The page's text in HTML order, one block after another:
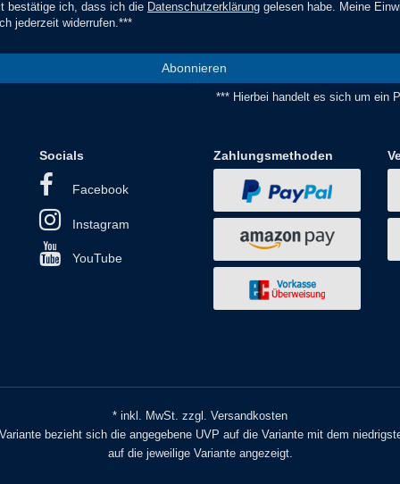
bestätige ich, dass ich die Daten­schutz­erklärung gelesen habe. Meine
jederzeit widerrufen.***
Abonnieren
*** Hierbei handelt es sich um ein
Socials
Facebook
Instagram
YouTube
Zahlungsmethoden
* inkl. MwSt. zzgl. Versandkosten
bezieht sich die angegebene UVP auf die Variante mit dem
auf die jeweilige Variante angezeigt.